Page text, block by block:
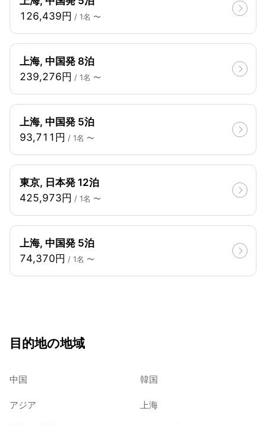
126,439円 / 1名 〜
上海, 中国発 8泊
239,276円 / 1名 〜
上海, 中国発 5泊
93,711円 / 1名 〜
東京, 日本発 12泊
425,973円 / 1名 〜
上海, 中国発 5泊
74,370円 / 1名 〜
目的地の地域
中国 韓国
アジア 上海